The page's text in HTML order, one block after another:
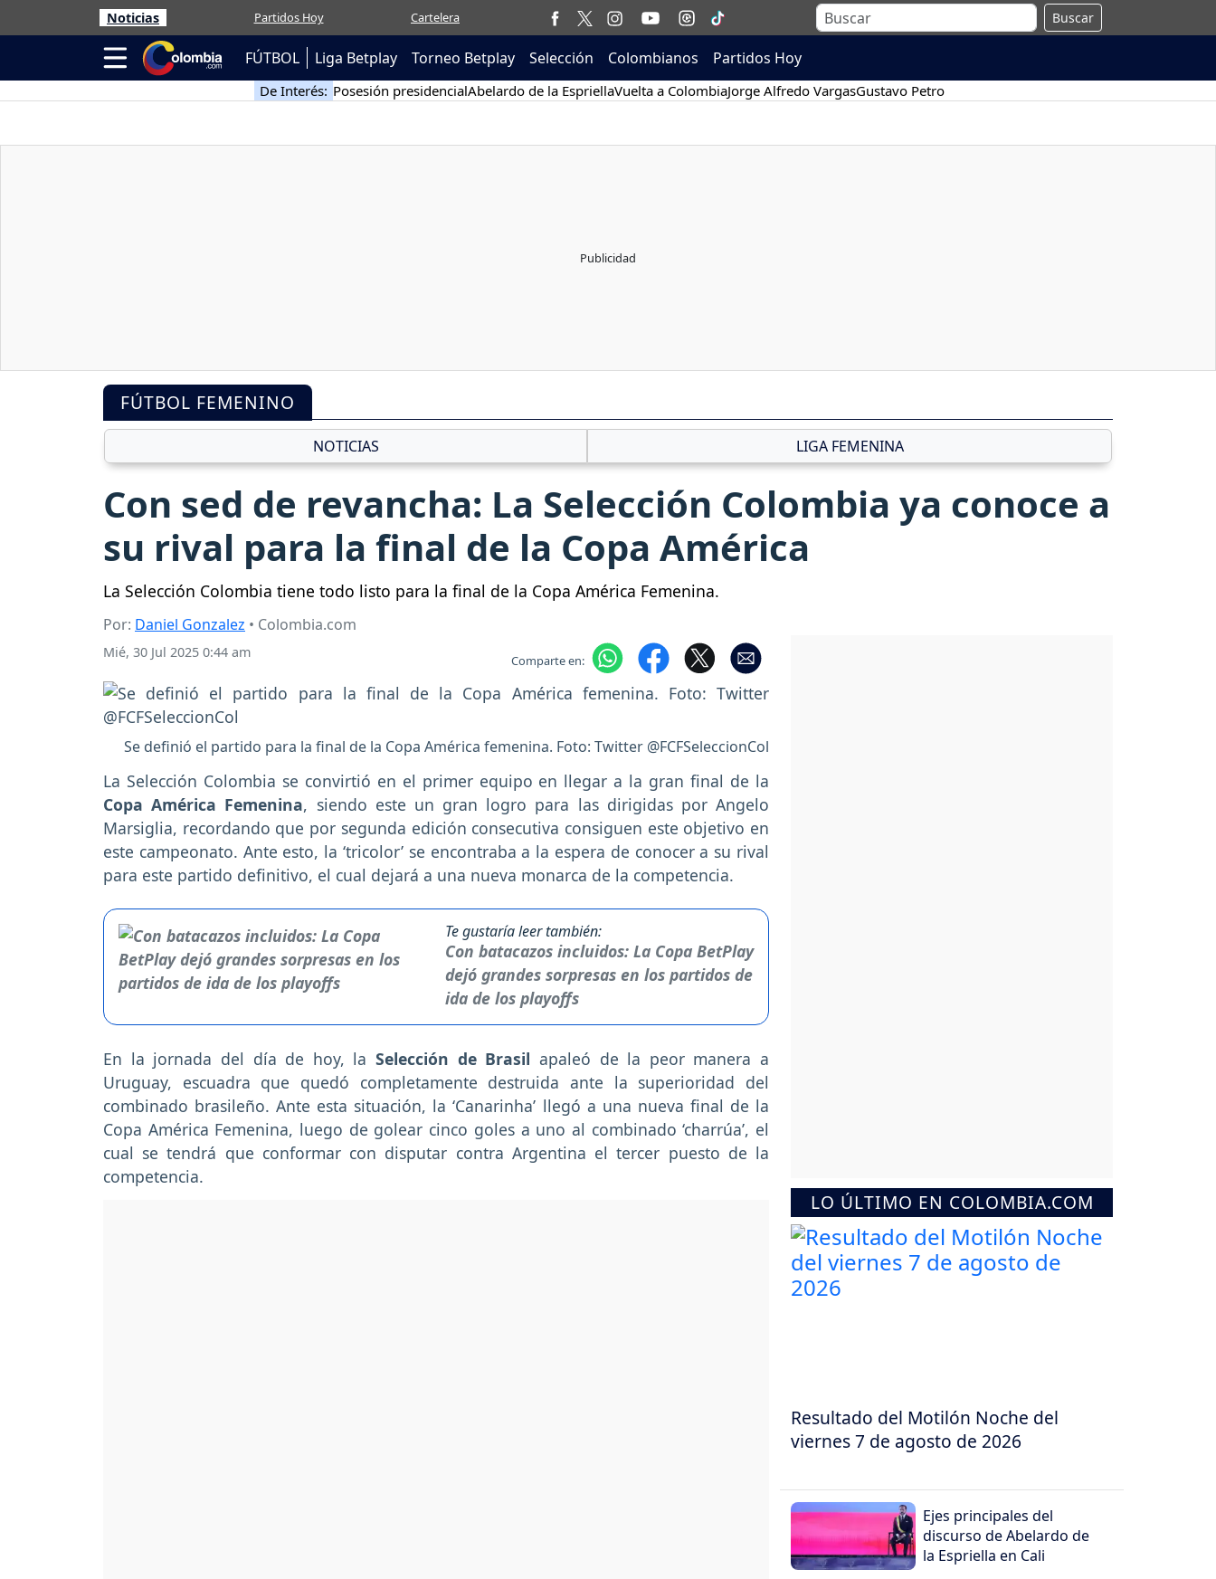
Noticias Partidos Hoy Cartelera Buscar
FÚTBOL Liga Betplay Torneo Betplay Selección Colombianos Partidos Hoy
De Interés: Posesión presidencialAbelardo de la EspriellaVuelta a ColombiaJorge Alfredo VargasGustavo Petro
FÚTBOL FEMENINO
NOTICIAS LIGA FEMENINA
Con sed de revancha: La Selección Colombia ya conoce a
su rival para la final de la Copa América
La Selección Colombia tiene todo listo para la final de la Copa América Femenina.
Por: Daniel Gonzalez • Colombia.com
Mié, 30 Jul 2025 0:44 am Comparte en:
Se definió el partido para la final de la Copa América femenina. Foto: Twitter @FCFSeleccionCol
La Selección Colombia se convirtió en el primer equipo en llegar a la gran final de la
Copa América Femenina, siendo este un gran logro para las dirigidas por Angelo
Marsiglia, recordando que por segunda edición consecutiva consiguen este objetivo en
este campeonato. Ante esto, la ‘tricolor’ se encontraba a la espera de conocer a su rival
para este partido definitivo, el cual dejará a una nueva monarca de la competencia.
Te gustaría leer también:
Con batacazos incluidos: La Copa BetPlay
dejó grandes sorpresas en los partidos de
ida de los playoffs
En la jornada del día de hoy, la Selección de Brasil apaleó de la peor manera a
Uruguay, escuadra que quedó completamente destruida ante la superioridad del
combinado brasileño. Ante esta situación, la ‘Canarinha’ llegó a una nueva final de la
Copa América Femenina, luego de golear cinco goles a uno al combinado ‘charrúa’, el
cual se tendrá que conformar con disputar contra Argentina el tercer puesto de la
competencia.
LO ÚLTIMO EN COLOMBIA.COM
Resultado del Motilón Noche del
viernes 7 de agosto de 2026
Ejes principales del
discurso de Abelardo de
la Espriella en Cali